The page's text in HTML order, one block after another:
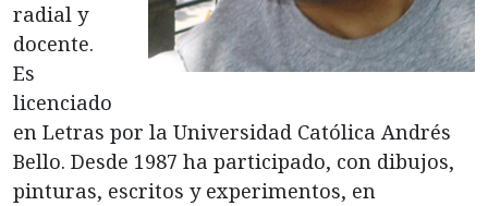
radial y
docente.
Es
licenciado
en Letras por la Universidad Católica Andrés
Bello. Desde 1987 ha participado, con dibujos,
pinturas, escritos y experimentos, en